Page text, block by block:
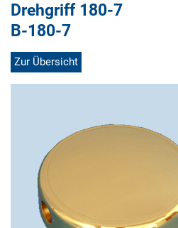
Drehgriff 180-7
B-180-7
Zur Übersicht